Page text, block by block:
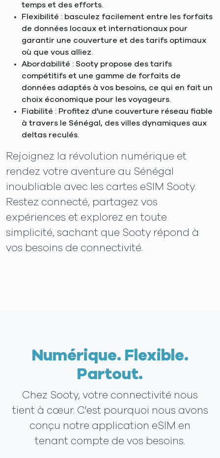
temps et des efforts.
Flexibilité : basculez facilement entre les forfaits
de données locaux et internationaux pour
garantir une couverture et des tarifs optimaux
où que vous alliez.
Abordabilité : Sooty propose des tarifs
compétitifs et une gamme de forfaits de
données adaptés à vos besoins, ce qui en fait un
choix économique pour les voyageurs.
Fiabilité : Profitez d'une couverture réseau fiable
à travers le Sénégal, des villes dynamiques aux
deltas reculés.
Rejoignez la révolution numérique et
rendez votre aventure au Sénégal
inoubliable avec les cartes eSIM Sooty.
Restez connecté, partagez vos
expériences et explorez en toute
simplicité, sachant que Sooty répond à
vos besoins de connectivité.
Numérique. Flexible.
Partout.
Chez Sooty, votre connectivité nous
tient à cœur. C'est pourquoi nous avons
conçu notre application eSIM en
tenant compte de vos besoins.